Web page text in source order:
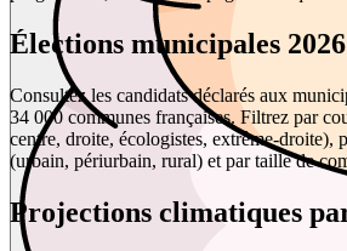
Élections municipales 2026
Consultez les candidats déclarés aux
34 000 communes françaises. Filtrez par
centre, droite, écologistes, extrême-droite),
(urbain, périurbain, rural) et par taille de
Projections climatiques